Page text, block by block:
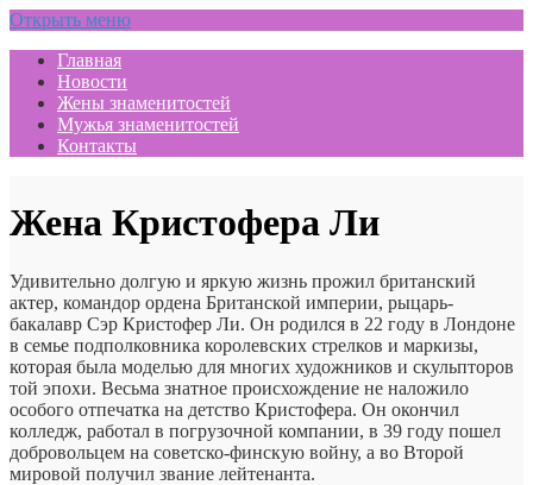
Открыть меню
Главная
Новости
Жены знаменитостей
Мужья знаменитостей
Контакты
Жена Кристофера Ли
Удивительно долгую и яркую жизнь прожил британский
актер, командор ордена Британской империи, рыцарь-
бакалавр Сэр Кристофер Ли. Он родился в 22 году в Лондоне
в семье подполковника королевских стрелков и маркизы,
которая была моделью для многих художников и скульпторов
той эпохи. Весьма знатное происхождение не наложило
особого отпечатка на детство Кристофера. Он окончил
колледж, работал в погрузочной компании, в 39 году пошел
добровольцем на советско-финскую войну, а во Второй
мировой получил звание лейтенанта.